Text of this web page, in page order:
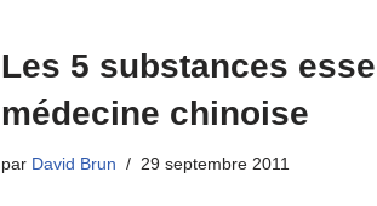
Les 5 substances
médecine chinoise
par David Brun 29 septembre 2011